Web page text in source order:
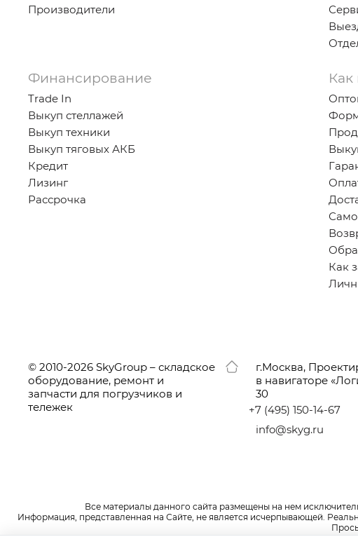
Производители
Финансирование
Trade In
Выкуп стеллажей
Выкуп техники
Выкуп тяговых АКБ
Кредит
Лизинг
Рассрочка
Как
Как
© 2010-2026 SkyGroup – складское
оборудование, ремонт и
запчасти для погрузчиков и
тележек
г.Москва,
в навигаторе
30
+7 (495) 150-14-67
info@skyg.ru
Все материалы данного сайта размещены на нем
Информация, представленная на Сайте, не является исчерпывающей.